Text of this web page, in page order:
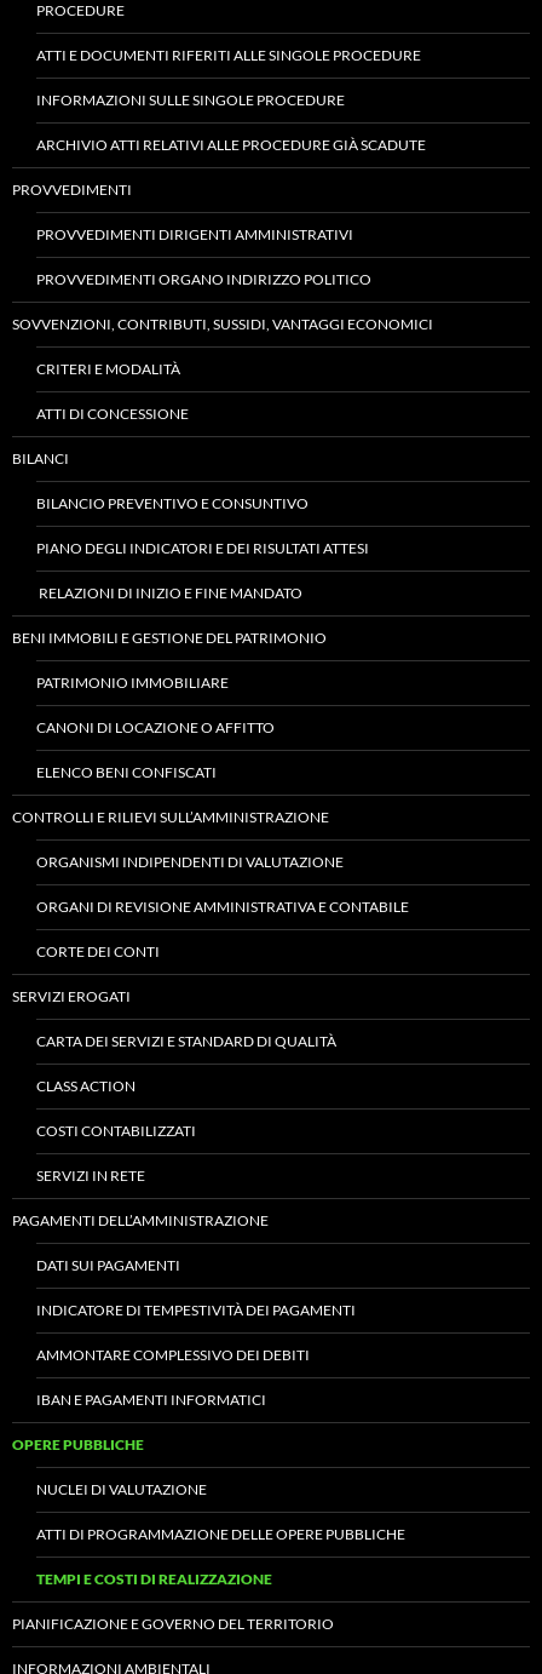
PROCEDURE
ATTI E DOCUMENTI RIFERITI ALLE SINGOLE PROCEDURE
INFORMAZIONI SULLE SINGOLE PROCEDURE
ARCHIVIO ATTI RELATIVI ALLE PROCEDURE GIÀ SCADUTE
PROVVEDIMENTI
PROVVEDIMENTI DIRIGENTI AMMINISTRATIVI
PROVVEDIMENTI ORGANO INDIRIZZO POLITICO
SOVVENZIONI, CONTRIBUTI, SUSSIDI, VANTAGGI ECONOMICI
CRITERI E MODALITÀ
ATTI DI CONCESSIONE
BILANCI
BILANCIO PREVENTIVO E CONSUNTIVO
PIANO DEGLI INDICATORI E DEI RISULTATI ATTESI
RELAZIONI DI INIZIO E FINE MANDATO
BENI IMMOBILI E GESTIONE DEL PATRIMONIO
PATRIMONIO IMMOBILIARE
CANONI DI LOCAZIONE O AFFITTO
ELENCO BENI CONFISCATI
CONTROLLI E RILIEVI SULL’AMMINISTRAZIONE
ORGANISMI INDIPENDENTI DI VALUTAZIONE
ORGANI DI REVISIONE AMMINISTRATIVA E CONTABILE
CORTE DEI CONTI
SERVIZI EROGATI
CARTA DEI SERVIZI E STANDARD DI QUALITÀ
CLASS ACTION
COSTI CONTABILIZZATI
SERVIZI IN RETE
PAGAMENTI DELL’AMMINISTRAZIONE
DATI SUI PAGAMENTI
INDICATORE DI TEMPESTIVITÀ DEI PAGAMENTI
AMMONTARE COMPLESSIVO DEI DEBITI
IBAN E PAGAMENTI INFORMATICI
OPERE PUBBLICHE
NUCLEI DI VALUTAZIONE
ATTI DI PROGRAMMAZIONE DELLE OPERE PUBBLICHE
TEMPI E COSTI DI REALIZZAZIONE
PIANIFICAZIONE E GOVERNO DEL TERRITORIO
INFORMAZIONI AMBIENTALI